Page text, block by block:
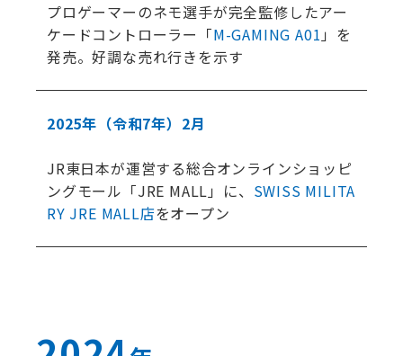
プロゲーマーのネモ選手が完全監修したアー
ケードコントローラー「M-GAMING A01 」を
発売。好調な売れ行きを示す
2025年 （令和7年） 2月
JR東日本が運営する総合オンラインショッピ
ングモール「JRE MALL」に、 SWISS MILITA
RY JRE MALL店をオープン